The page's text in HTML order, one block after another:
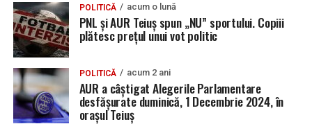
POLITICĂ acum o lună
PNL și AUR Teiuș spun „NU” sportului. Copiii
plătesc prețul unui vot politic
POLITICĂ acum 2 ani
AUR a câștigat Alegerile Parlamentare
desfășurate duminică, 1 Decembrie 2024, în
orașul Teiuș